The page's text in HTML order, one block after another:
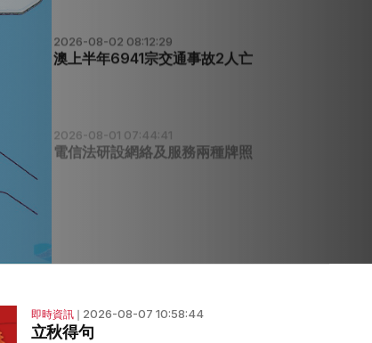
2026-08-02 08:12:29
澳上半年6941宗交通事故2人亡
2026-08-01 07:44:41
電信法研設網絡及服務兩種牌照
即時資訊❘ 2026-08-07 10:58:44
立秋得句